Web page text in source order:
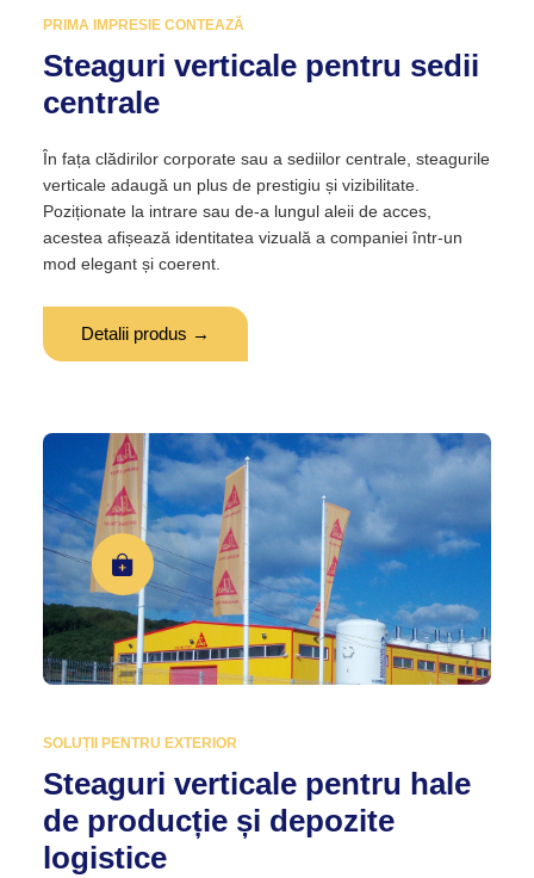
PRIMA IMPRESIE CONTEAZĂ
Steaguri verticale pentru sedii
centrale
În fața clădirilor corporate sau a sediilor centrale, steagurile
verticale adaugă un plus de prestigiu și vizibilitate.
Poziționate la intrare sau de-a lungul aleii de acces,
acestea afișează identitatea vizuală a companiei într-un
mod elegant și coerent.
Detalii produs →
SOLUȚII PENTRU EXTERIOR
Steaguri verticale pentru hale
de producție și depozite
logistice